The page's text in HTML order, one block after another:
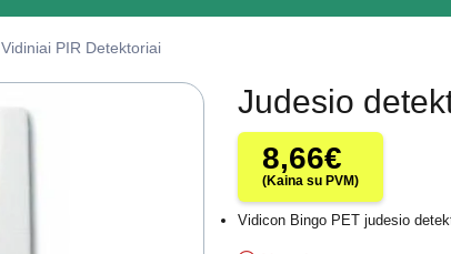
Vidiniai PIR Detektoriai
Judesio
8,66€
(Kaina su PVM)
Vidicon Bingo PET judesio